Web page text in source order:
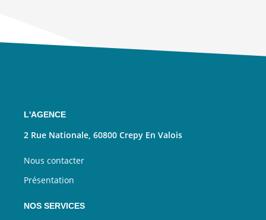
L'AGENCE
2 Rue Nationale, 60800 Crepy En Valois
Nous contacter
Présentation
NOS SERVICES